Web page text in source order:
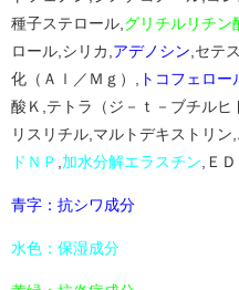
種子ステロール, グリチルリチン
ロール,シリカ, アデノシン ,セテ
化（Ａｌ／Ｍｇ）,
トコフェロ
酸Ｋ,テトラ（ジ－ｔ－ブチル
リスリチル,マルトデキストリン
ドＮＰ 加水分解エラスチン ,Ｅ
青字：抗シワ成分
水色：保湿成分